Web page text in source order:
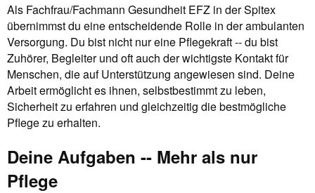
Als Fachfrau/Fachmann Gesundheit EFZ in der Spitex
übernimmst du eine entscheidende Rolle in der ambulanten
Versorgung. Du bist nicht nur eine Pflegekraft -- du bist
Zuhörer, Begleiter und oft auch der wichtigste Kontakt für
Menschen, die auf Unterstützung angewiesen sind. Deine
Arbeit ermöglicht es ihnen, selbstbestimmt zu leben,
Sicherheit zu erfahren und gleichzeitig die bestmögliche
Pflege zu erhalten.
Deine Aufgaben -- Mehr als nur
Pflege